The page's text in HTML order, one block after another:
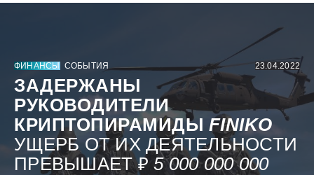
ФИНАНСЫ СОБЫТИЯ 23.04.2022
ЗАДЕРЖАНЫ
РУКОВОДИТЕЛИ
КРИПТОПИРАМИДЫ FINIKO
УЩЕРБ ОТ ИХ ДЕЯТЕЛЬНОСТИ
ПРЕВЫШАЕТ ₽5 000 000 000